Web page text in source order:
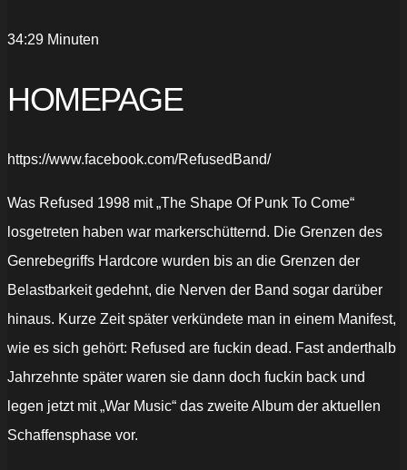
34:29 Minuten
HOMEPAGE
https://www.facebook.com/RefusedBand/
Was Refused 1998 mit „The Shape Of Punk To Come“
losgetreten haben war markerschütternd. Die Grenzen des
Genrebegriffs Hardcore wurden bis an die Grenzen der
Belastbarkeit gedehnt, die Nerven der Band sogar darüber
hinaus. Kurze Zeit später verkündete man in einem Manifest,
wie es sich gehört: Refused are fuckin dead. Fast anderthalb
Jahrzehnte später waren sie dann doch fuckin back und
legen jetzt mit „War Music“ das zweite Album der aktuellen
Schaffensphase vor.